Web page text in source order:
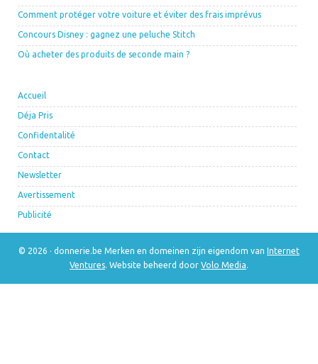
Comment protéger votre voiture et éviter des frais imprévus
Concours Disney : gagnez une peluche Stitch
Où acheter des produits de seconde main ?
Accueil
Déja Pris
Confidentalité
Contact
Newsletter
Avertissement
Publicité
© 2026 · donnerie.be Merken en domeinen zijn eigendom van Internet
Ventures. Website beheerd door Volo Media.